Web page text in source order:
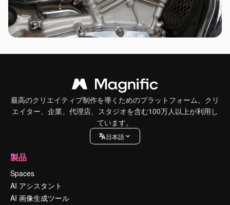
最高のクリエイティブ制作を導くためのプラットフォーム。クリ
エイター、企業、代理店、スタジオを含む100万人以上が利用し
ています。
日本語
製品
Spaces
AI アシスタント
AI 画像生成ツール